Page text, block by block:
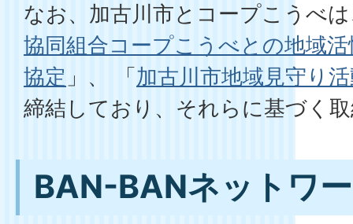
なお、加古川市とコープこうべ
協同組合コープこうべとの地域
協定 」、 「 加古川市地域見守り
締結しており、それらに基づく
BAN-BANネットワ